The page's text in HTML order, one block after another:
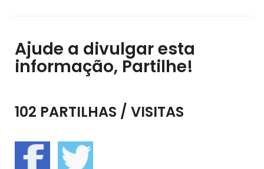
Ajude a divulgar esta
informação, Partilhe!
102 PARTILHAS / VISITAS